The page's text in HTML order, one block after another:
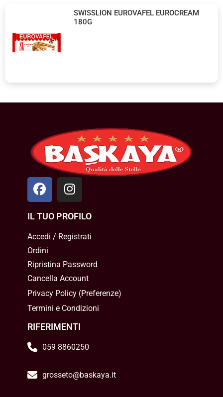
SWISSLION EUROVAFEL EUROCREAM
180G
IL TUO PROFILO
Accedi / Registrati
Ordini
Ripristina Password
Cancella Account
Privacy Policy(Preferenze)
Termini e Condizioni
RIFERIMENTI
059 8860250
grosseto@baskaya.it